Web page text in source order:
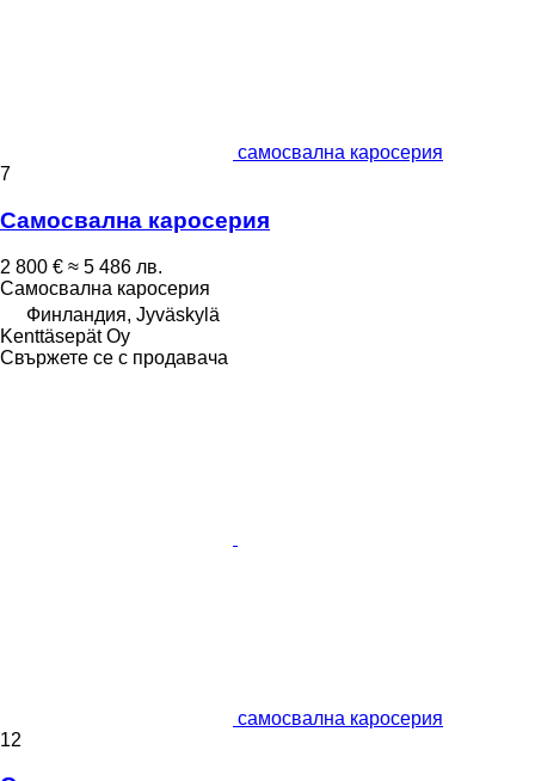
самосвална каросерия
7
Самосвална каросерия
2 800 € ≈ 5 486 лв.
Самосвална каросерия
Финландия, Jyväskylä
Kenttäsepät Oy
Свържете се с продавача
самосвална каросерия
12